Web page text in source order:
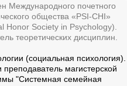
Международного почетного
общества «PSI-CHI»
Honor Society in Psychology).
теоретических дисциплин.
(социальная психология).
преподаватель магистерской
"Системная семейная